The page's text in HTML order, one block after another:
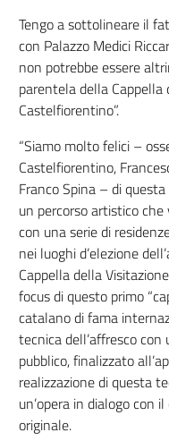
Tengo a sottolineare il
con Palazzo Medici
non potrebbe essere
parentela della
Castelfiorentino”.
“Siamo molto felici –
Castelfiorentino,
Franco Spina – di
un percorso artistico
con una serie di
nei luoghi d’elezione
Cappella della
focus di questo primo
catalano di fama
tecnica dell’affresco
pubblico, finalizzato
realizzazione di questa
un’opera in dialogo con
originale.